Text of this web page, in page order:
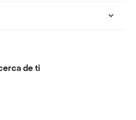
de ti